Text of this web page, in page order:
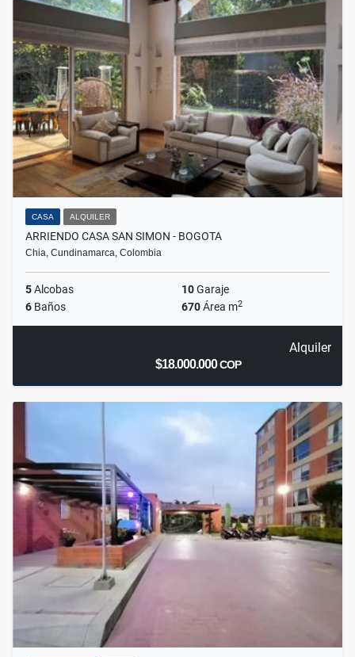
CASA ALQUILER
ARRIENDO CASA SAN SIMON - BOGOTA
Chia, Cundinamarca, Colombia
5Alcobas 10Garaje
6 Baños 670Área m2
Alquiler
$18.000.000COP